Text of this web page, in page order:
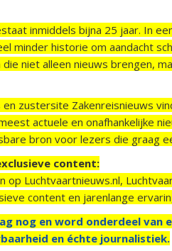
inmiddels bijna 25 jaar. In
minder historie om aandacht
niet alleen nieuws brengen,
en zustersite Zakenreisnieuws
actuele en onafhankelijke
bron voor lezers die graag
content:
op Luchtvaartnieuws.nl,
content en jarenlange
nog en word onderdeel van
en échte journalistiek.